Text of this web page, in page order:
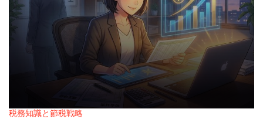
税務知識と節税戦略